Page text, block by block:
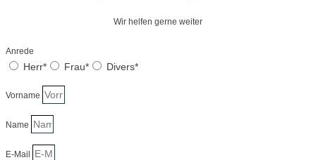
Wir helfen gerne weiter
Anrede
Herr* Frau* Divers*
Vorname
Name
E-Mail